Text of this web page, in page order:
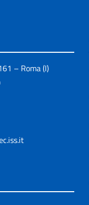
– Roma (I)